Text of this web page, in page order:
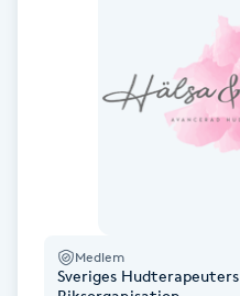
Gel naglar
Medlem
Sveriges Hudterapeuters